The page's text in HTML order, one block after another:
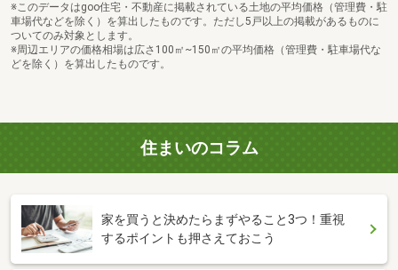
※このデータはgoo住宅・不動産に掲載されている土地の平均価格（管理費・駐
車場代などを除く）を算出したものです。ただし5戸以上の掲載があるものに
ついてのみ対象とします。
※周辺エリアの価格相場は広さ100㎡~150㎡の平均価格（管理費・駐車場代な
どを除く）を算出したものです。
住まいのコラム
家を買うと決めたらまずやること3つ！重視
するポイントも押さえておこう